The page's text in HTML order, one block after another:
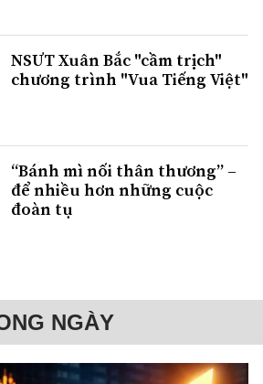
NSƯT Xuân Bắc "cầm trịch"
chương trình "Vua Tiếng Việt"
“Bánh mì nối thân thương” –
để nhiều hơn những cuộc
đoàn tụ
NGÀY